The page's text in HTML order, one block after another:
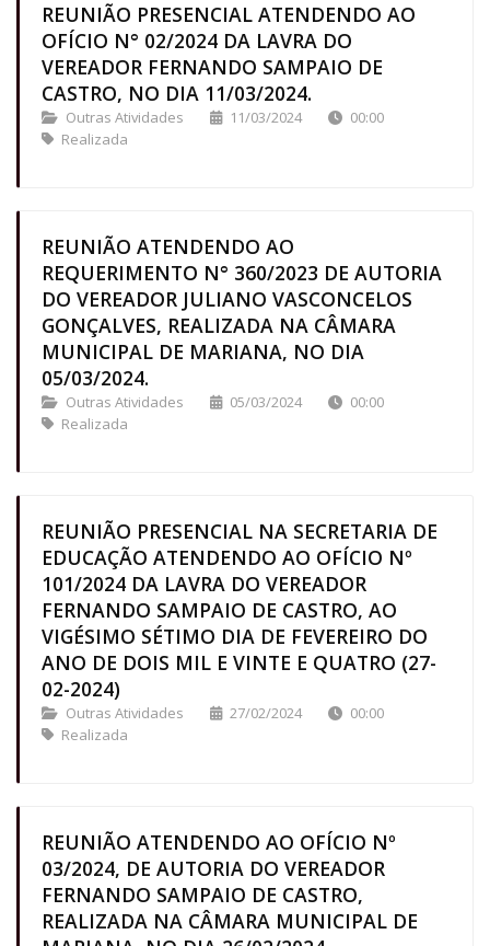
REUNIÃO PRESENCIAL ATENDENDO AO
OFÍCIO N° 02/2024 DA LAVRA DO
VEREADOR FERNANDO SAMPAIO DE
CASTRO, NO DIA 11/03/2024.
Outras Atividades 11/03/2024
00:00
Realizada
REUNIÃO ATENDENDO AO
REQUERIMENTO N° 360/2023 DE AUTORIA
DO VEREADOR JULIANO VASCONCELOS
GONÇALVES, REALIZADA NA CÂMARA
MUNICIPAL DE MARIANA, NO DIA
05/03/2024.
Outras Atividades 05/03/2024
00:00
Realizada
REUNIÃO PRESENCIAL NA SECRETARIA DE
EDUCAÇÃO ATENDENDO AO OFÍCIO Nº
101/2024 DA LAVRA DO VEREADOR
FERNANDO SAMPAIO DE CASTRO, AO
VIGÉSIMO SÉTIMO DIA DE FEVEREIRO DO
ANO DE DOIS MIL E VINTE E QUATRO (27-
02-2024)
Outras Atividades 27/02/2024
00:00
Realizada
REUNIÃO ATENDENDO AO OFÍCIO Nº
03/2024, DE AUTORIA DO VEREADOR
FERNANDO SAMPAIO DE CASTRO,
REALIZADA NA CÂMARA MUNICIPAL DE